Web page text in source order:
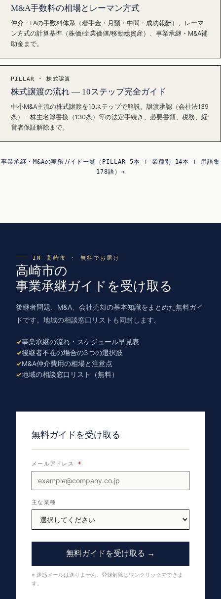
M&A手数料の相場とレーマン方式
仲介・FAの手数料体系（着手金・月額・中間・成功報酬）、レーマ
ン方式の計算基準（株価/企業価値/移動総資産）、事業承継・M&A補
助金まで。
PILLAR · 株式譲渡
株式譲渡の流れ — 10ステップ完全ガイド
中小M&A主流の株式譲渡を10ステップで解説。譲渡承認（会社法139
条）・株主名簿書換（130条）等の法定手続き、必要書類、税務、経
営者保証解除まで。
事業承継・M&Aの実務ガイド一覧（PILLAR 5本 + 業種別 14本 + 用語集
178語）→
IN 高崎市 · 無料でお届け
高崎市の
事業承継ガイドを受け取る
後継者問題、M&A、会社売却の基本知識をまとめた無料ガイ
ドです。地域の相談窓口リストも同封します。
事業承継の流れ・スケジュール早見表
後継者不在の場合の3つの選択肢
M&A仲介費用の相場と注意点
地域の相談窓口リスト（無料）
無料ガイドを受け取る
メールアドレス *
主な業種
無料ガイドを受け取る →
※ 迷惑メールは送りません。登録解除はワンクリックでできま
す。